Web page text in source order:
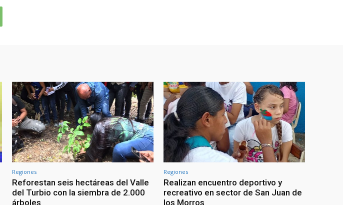
Regiones
Reforestan seis hectáreas del Valle
del Turbio con la siembra de 2.000
árboles
Regiones
Realizan encuentro deportivo y
recreativo en sector de San Juan de
los Morros